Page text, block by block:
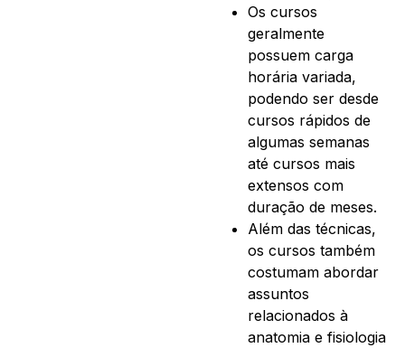
Os cursos
geralmente
possuem carga
horária variada,
podendo ser desde
cursos rápidos de
algumas semanas
até cursos mais
extensos com
duração de meses.
Além das técnicas,
os cursos também
costumam abordar
assuntos
relacionados à
anatomia e fisiologia